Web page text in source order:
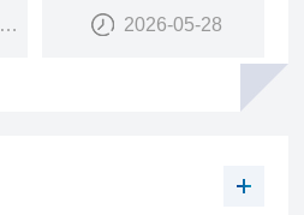
GBW(E)010391/ZBT384 2026-05-28